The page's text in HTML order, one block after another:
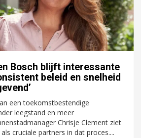
Bosch blijft interessante
beleid en snelheid
een toekomstbestendige
leegstand en meer
Chrisje Clement ziet
cruciale partners in dat proces....